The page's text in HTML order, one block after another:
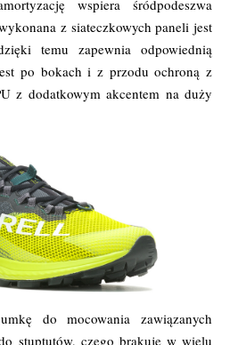
wspiera śródpodeszwa
z siateczkowych paneli jest
temu zapewnia odpowiednią
po bokach i z przodu ochroną z
z dodatkowym akcentem na duży
do mocowania zawiązanych
stuptutów, czego brakuje w wielu